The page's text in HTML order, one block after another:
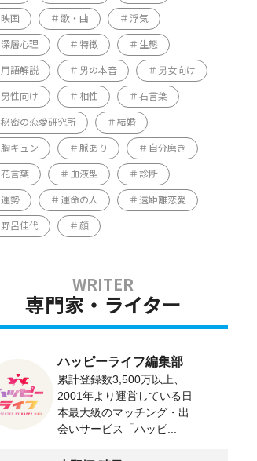
映画 歌・曲 浮気
深層心理 特徴 生態
用語解説 男の本音 男女向け
男性向け 相性 石言葉
秘密の恋愛研究所 結婚
胸キュン 脈あり 自分磨き
花言葉 血液型 診断
運勢 運命の人 遠距離恋愛
野呂佳代 顔
専門家・ライター
ハッピーライフ編集部
累計登録数3,500万以上、
2001年より運営している日
本最大級のマッチング・出
会いサービス「ハッピ...